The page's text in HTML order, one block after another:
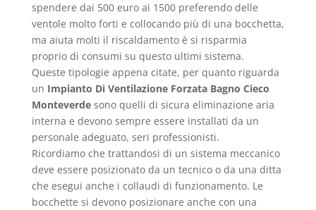
spendere dai 500 euro ai 1500 preferendo delle
ventole molto forti e collocando più di una bocchetta,
ma aiuta molti il riscaldamento è si risparmia
proprio di consumi su questo ultimi sistema.
Queste tipologie appena citate, per quanto riguarda
un Impianto Di Ventilazione Forzata Bagno Cieco
Monteverdesono quelli di sicura eliminazione aria
interna e devono sempre essere installati da un
personale adeguato, seri professionisti.
Ricordiamo che trattandosi di un sistema meccanico
deve essere posizionato da un tecnico o da una ditta
che esegui anche i collaudi di funzionamento. Le
bocchette si devono posizionare anche con una